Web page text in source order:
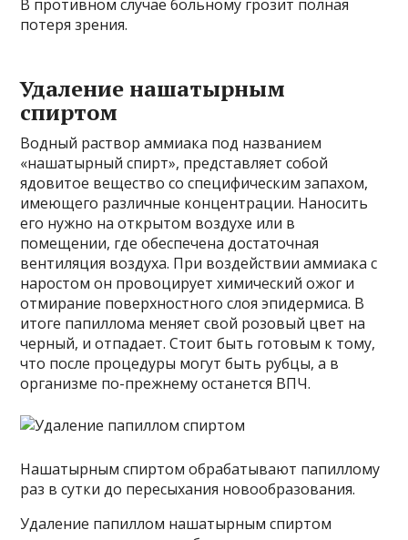
В противном случае больному грозит полная
потеря зрения.
Удаление нашатырным
спиртом
Водный раствор аммиака под названием
«нашатырный спирт», представляет собой
ядовитое вещество со специфическим запахом,
имеющего различные концентрации. Наносить
его нужно на открытом воздухе или в
помещении, где обеспечена достаточная
вентиляция воздуха. При воздействии аммиака с
наростом он провоцирует химический ожог и
отмирание поверхностного слоя эпидермиса. В
итоге папиллома меняет свой розовый цвет на
черный, и отпадает. Стоит быть готовым к тому,
что после процедуры могут быть рубцы, а в
организме по-прежнему останется ВПЧ.
Нашатырным спиртом обрабатывают папиллому
раз в сутки до пересыхания новообразования.
Удаление папиллом нашатырным спиртом